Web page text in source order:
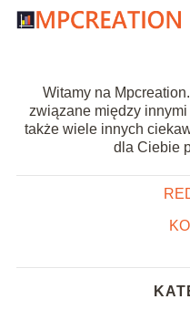
Witamy na
związane między
także wiele innych
dla Ciebie